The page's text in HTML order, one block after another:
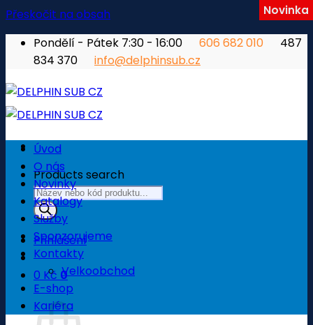
Přeskočit na obsah
Pondělí - Pátek 7:30 - 16:00
606 682 010
487
834 370
info@delphinsub.cz
Products search
Přihlášení
0 Kč 0
Košík
Úvod
O nás
Novinky
Katalogy
Služby
Sponzorujeme
Kontakty
Velkoobchod
E-shop
Kariéra
Novinka